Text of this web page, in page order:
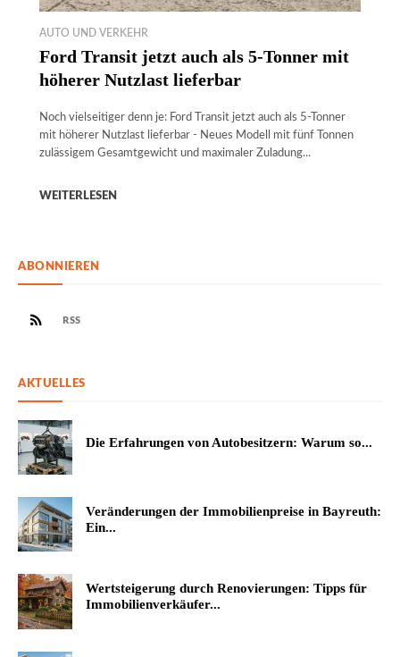
AUTO UND VERKEHR
Ford Transit jetzt auch als 5-Tonner mit
höherer Nutzlast lieferbar
Noch vielseitiger denn je: Ford Transit jetzt auch als 5-Tonner
mit höherer Nutzlast lieferbar - Neues Modell mit fünf Tonnen
zulässigem Gesamtgewicht und maximaler Zuladung...
WEITERLESEN
ABONNIEREN
RSS
AKTUELLES
Die Erfahrungen von Autobesitzern: Warum so...
Veränderungen der Immobilienpreise in Bayreuth:
Ein...
Wertsteigerung durch Renovierungen: Tipps für
Immobilienverkäufer...